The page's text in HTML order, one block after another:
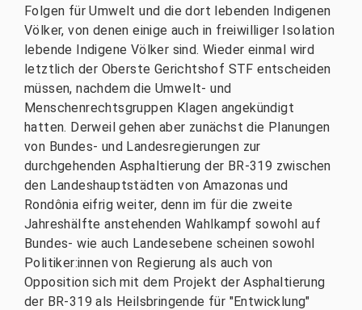
Folgen für Umwelt und die dort lebenden Indigenen
Völker, von denen einige auch in freiwilliger Isolation
lebende Indigene Völker sind. Wieder einmal wird
letztlich der Oberste Gerichtshof STF entscheiden
müssen, nachdem die Umwelt- und
Menschenrechtsgruppen Klagen angekündigt
hatten. Derweil gehen aber zunächst die Planungen
von Bundes- und Landesregierungen zur
durchgehenden Asphaltierung der BR-319 zwischen
den Landeshauptstädten von Amazonas und
Rondônia eifrig weiter, denn im für die zweite
Jahreshälfte anstehenden Wahlkampf sowohl auf
Bundes- wie auch Landesebene scheinen sowohl
Politiker:innen von Regierung als auch von
Opposition sich mit dem Projekt der Asphaltierung
der BR-319 als Heilsbringende für "Entwicklung"